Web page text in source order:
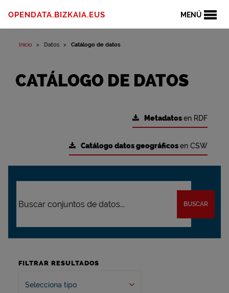
MENÚ
OPENDATA.BIZKAIA.EUS
Inicio Datos Catálogo de datos
CATÁLOGO DE DATOS
Metadatosen RDF
Catálogo datos geográficosen CSW
BUSCAR
FILTRAR RESULTADOS
Selecciona tipo